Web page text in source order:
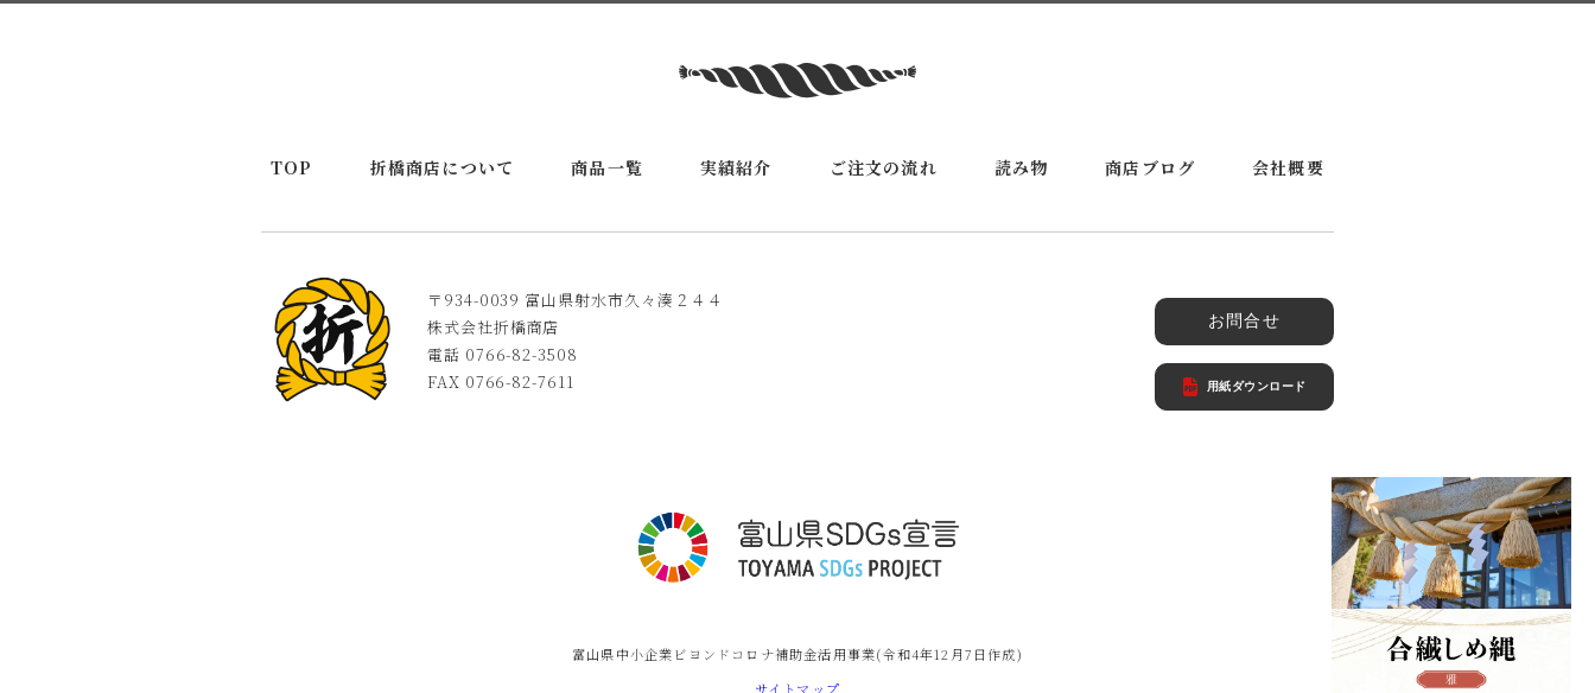
TOP 折橋商店について 商品一覧 実績紹介 ご注文の流れ 読み物 商店ブログ 会社概要
〒934-0039 富山県射水市久々湊２４４
株式会社折橋商店
電話 0766-82-3508
FAX 0766-82-7611
お問合せ
用紙ダウンロード
富山県中小企業ビヨンドコロナ補助金活用事業(令和4年12月7日作成)
サイトマップ